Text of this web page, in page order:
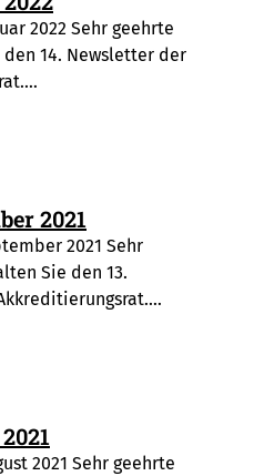
2022 Sehr geehrte
14. Newsletter der
2021
2021 Sehr
Sie den 13.
2021 Sehr geehrte